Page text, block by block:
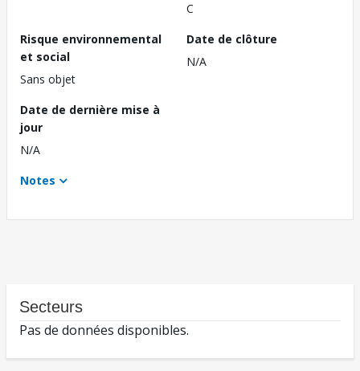
C
Risque environnemental
et social
Sans objet
Date de clôture
N/A
Date de dernière mise à
jour
N/A
Notes
Secteurs
Pas de données disponibles.